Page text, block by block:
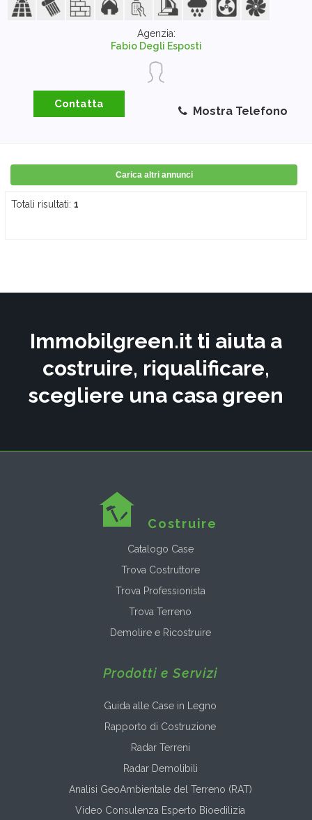
Agenzia:
Fabio Degli Esposti
Contatta
Mostra Telefono
Carica altri annunci
Totali risultati: 1
Immobilgreen.it ti aiuta a
costruire, riqualificare,
scegliere una casa green
Costruire
Catalogo Case
Trova Costruttore
Trova Professionista
Trova Terreno
Demolire e Ricostruire
Prodotti e Servizi
Guida alle Case in Legno
Rapporto di Costruzione
Radar Terreni
Radar Demolibili
Analisi GeoAmbientale del Terreno (RAT)
Video Consulenza Esperto Bioedilizia